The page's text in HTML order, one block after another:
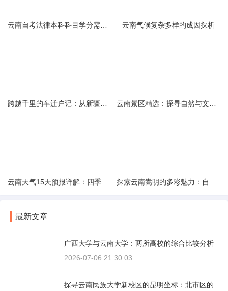
云南气候复杂多样的成因探析
最新文章
广西大学与云南大学：两所高校的综合比较分析
2026-07-06 21:30:03
探寻云南民族大学新校区的昆明坐标：北市区的